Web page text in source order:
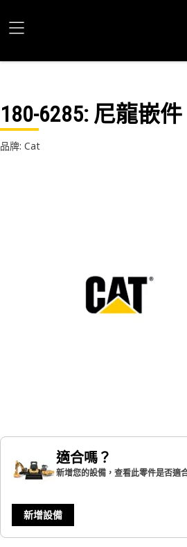
180-6285: 尼龍嵌件
品牌: Cat
適合嗎？
新增您的設備，查看此零件是否適
新增設備